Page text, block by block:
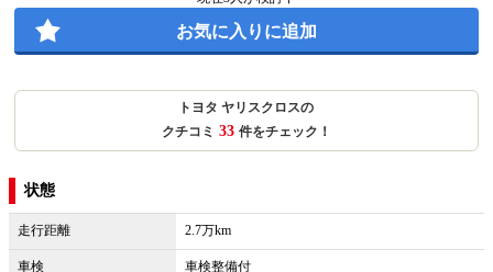
お気に入りに追加
トヨタ ヤリスクロスの
クチコミ 33 件をチェック！
状態
走行距離 2.7万km
車検 車検整備付